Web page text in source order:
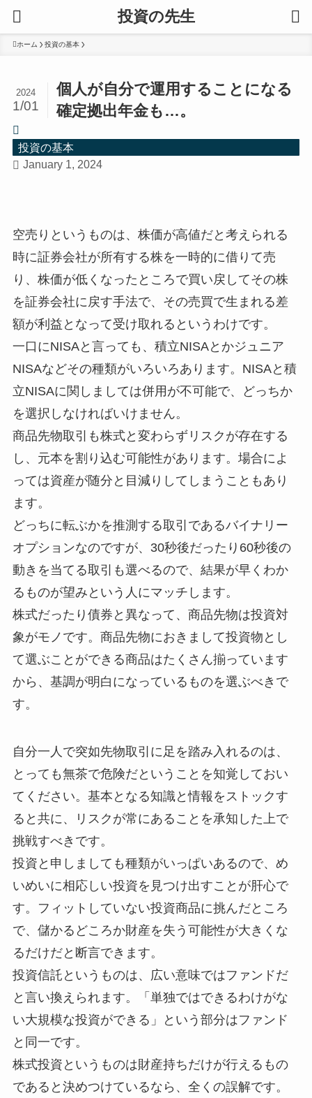
投資の先生
ホーム 投資の基本
個人が自分で運用することになる
確定拠出年金も…。
2024
1/01
投資の基本
January 1, 2024
空売りというものは、株価が高値だと考えられる
時に証券会社が所有する株を一時的に借りて売
り、株価が低くなったところで買い戻してその株
を証券会社に戻す手法で、その売買で生まれる差
額が利益となって受け取れるというわけです。
一口にNISAと言っても、積立NISAとかジュニア
NISAなどその種類がいろいろあります。NISAと積
立NISAに関しましては併用が不可能で、どっちか
を選択しなければいけません。
商品先物取引も株式と変わらずリスクが存在する
し、元本を割り込む可能性があります。場合によ
っては資産が随分と目減りしてしまうこともあり
ます。
どっちに転ぶかを推測する取引であるバイナリー
オプションなのですが、30秒後だったり60秒後の
動きを当てる取引も選べるので、結果が早くわか
るものが望みという人にマッチします。
株式だったり債券と異なって、商品先物は投資対
象がモノです。商品先物におきまして投資物とし
て選ぶことができる商品はたくさん揃っています
から、基調が明白になっているものを選ぶべきで
す。
自分一人で突如先物取引に足を踏み入れるのは、
とっても無茶で危険だということを知覚しておい
てください。基本となる知識と情報をストックす
ると共に、リスクが常にあることを承知した上で
挑戦すべきです。
投資と申しましても種類がいっぱいあるので、め
いめいに相応しい投資を見つけ出すことが肝心で
す。フィットしていない投資商品に挑んだところ
で、儲かるどころか財産を失う可能性が大きくな
るだけだと断言できます。
投資信託というものは、広い意味ではファンドだ
と言い換えられます。「単独ではできるわけがな
い大規模な投資ができる」という部分はファンド
と同一です。
株式投資というものは財産持ちだけが行えるもの
であると決めつけているなら、全くの誤解です。